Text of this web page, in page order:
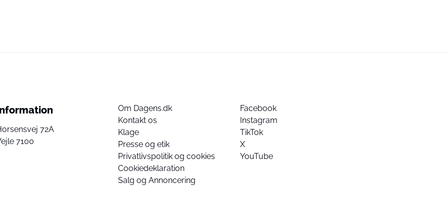
72A
7100
Om Dagens.dk
Kontakt os
Klage
Presse og etik
Privatlivspolitik og cookies
Cookiedeklaration
Salg og Annoncering
Facebook
Instagram
TikTok
X
YouTube